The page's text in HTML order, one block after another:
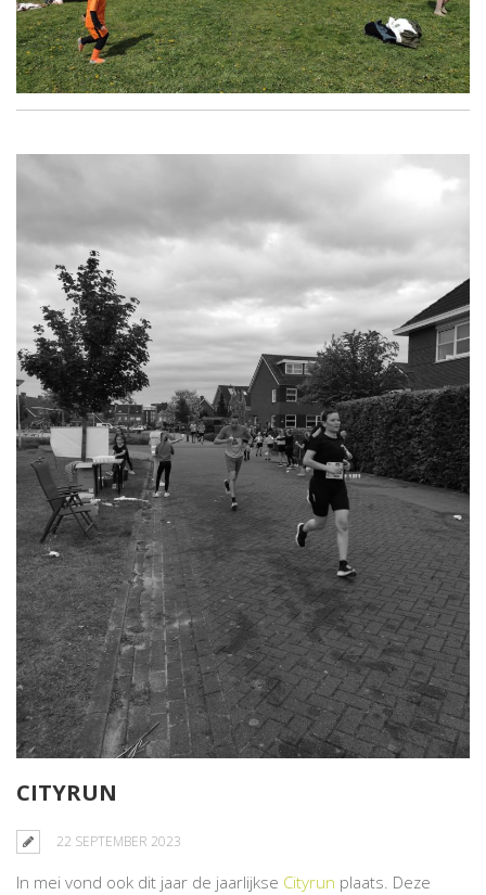
CITYRUN
22 SEPTEMBER 2023
In mei vond ook dit jaar de jaarlijkse Cityrun plaats. Deze